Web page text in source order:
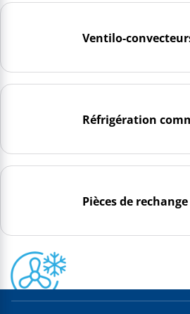
Ventilo-
Réfrigération
Pièces de rechange